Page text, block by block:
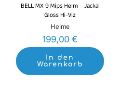
BELL MX-9 Mips Helm – Jackal
Gloss Hi-Viz
Helme
199,00€
In den
Warenkorb